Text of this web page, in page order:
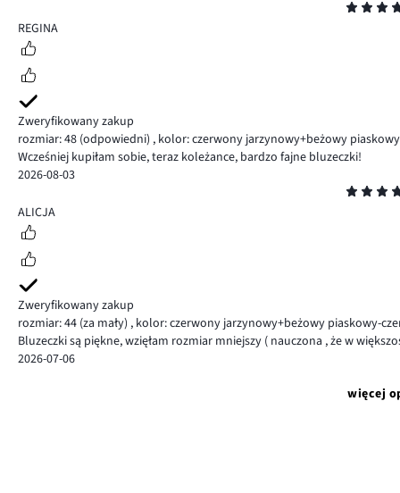
5
REGINA
Zweryfikowany zakup
rozmiar: 48 (odpowiedni) , kolor: czerwony jarzynowy+beżowy
Wcześniej kupiłam sobie, teraz koleżance, bardzo fajne bluzeczki!
2026-08-03
5
ALICJA
Zweryfikowany zakup
rozmiar: 44 (za mały) , kolor: czerwony jarzynowy+beżowy piaskowy-
Bluzeczki są piękne, wzięłam rozmiar mniejszy ( nauczona , że w
2026-07-06
więcej